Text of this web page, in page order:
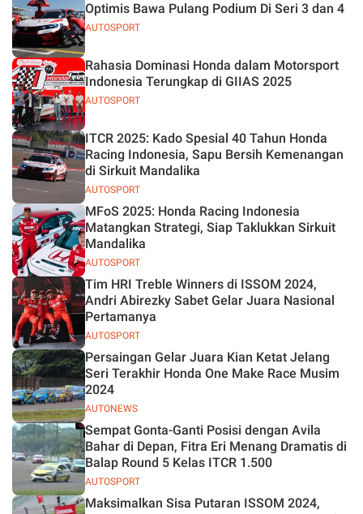
AUTOSPORT
Optimis Bawa Pulang Podium Di Seri 3 dan 4
AUTOSPORT
Rahasia Dominasi Honda dalam Motorsport
Indonesia Terungkap di GIIAS 2025
AUTOSPORT
ITCR 2025: Kado Spesial 40 Tahun Honda
Racing Indonesia, Sapu Bersih Kemenangan
di Sirkuit Mandalika
AUTOSPORT
MFoS 2025: Honda Racing Indonesia
Matangkan Strategi, Siap Taklukkan Sirkuit
Mandalika
AUTOSPORT
Tim HRI Treble Winners di ISSOM 2024,
Andri Abirezky Sabet Gelar Juara Nasional
Pertamanya
AUTONEWS
Persaingan Gelar Juara Kian Ketat Jelang
Seri Terakhir Honda One Make Race Musim
2024
AUTOSPORT
Sempat Gonta-Ganti Posisi dengan Avila
Bahar di Depan, Fitra Eri Menang Dramatis di
Balap Round 5 Kelas ITCR 1.500
Maksimalkan Sisa Putaran ISSOM 2024,